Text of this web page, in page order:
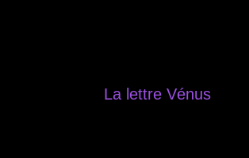
La lettre Vénus